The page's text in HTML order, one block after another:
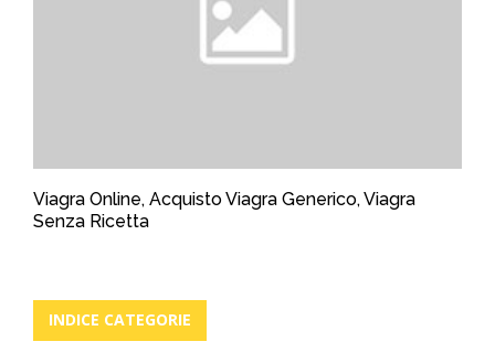
Viagra Online, Acquisto Viagra Generico, Viagra
Senza Ricetta
INDICE CATEGORIE